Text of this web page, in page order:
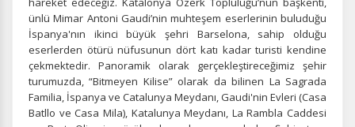
Daha fazla bilgi için KVKK bilgilendirmemizi çerez kullanımve
Zorunlu Çerezler HER ZAMAN AKTIF
Oturum yönetimi, güvenlik ve temel site işlevleri için
gereklidir. Bu çerezler olmadan site düzgün çalışmaz ve
ünlü Mimar Antoni Gaudi’nin muhteşem eserlerinin buluduğu
İspanya'nın ikinci büyük şehri Barselona, sahip olduğu
eserlerden ötürü nüfusunun dört katı kadar turisti kendine
çekmektedir. Panoramik olarak gerçekleştireceğimiz şehir
turumuzda, “Bitmeyen Kilise” olarak da bilinen La Sagrada
Familia, İspanya ve Catalunya Meydanı, Gaudi'nin Evleri (Casa
Batllo ve Casa Mila), Katalunya Meydanı, La Rambla Caddesi